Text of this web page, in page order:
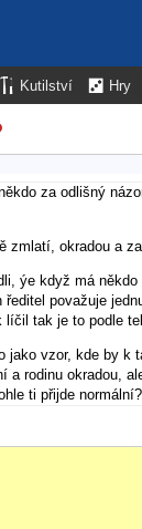
Kutilství Hry
za odlišný
zmlatí, okradou a
ýe když má
ředitel považuje
tak je to podle
jako vzor, kde by
rodinu okradou,
ti přijde normální?